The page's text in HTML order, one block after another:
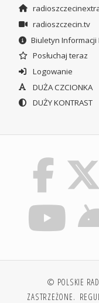
radioszczecin.tv
Biuletyn Informacji
Posłuchaj teraz
Logowanie
DUŻA CZCIONKA
DUŻY KONTRAST
© POLSKIE
ZASTRZEŻONE.